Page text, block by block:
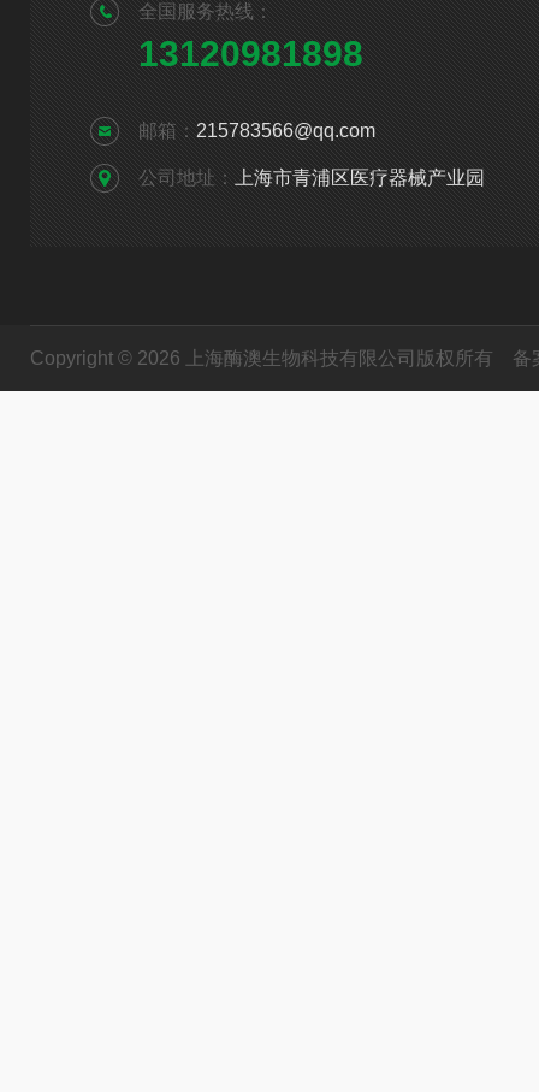
全国服务热线：
13120981898
邮箱： 215783566@qq.com
公司地址： 上海市青浦区医疗器械产业园
Copyright © 2026 上海酶澳生物科技有限公司版权所有 备